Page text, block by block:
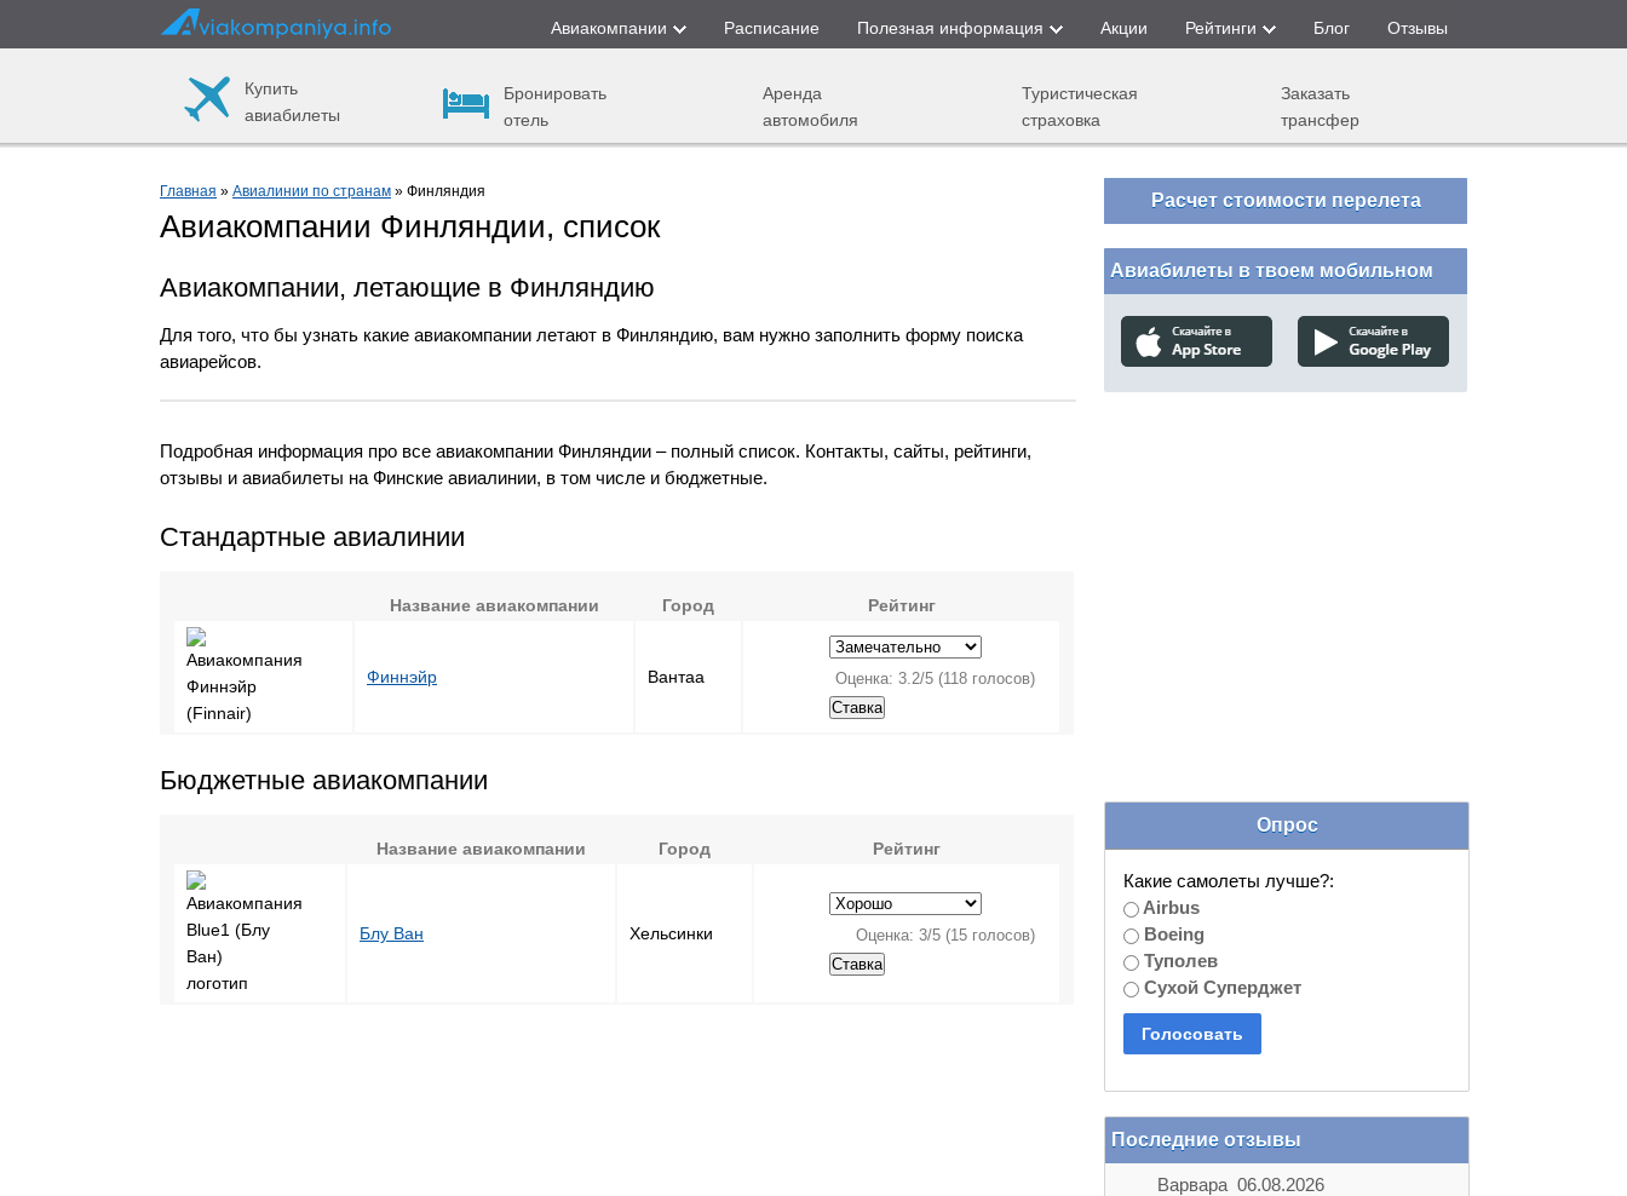
Авиакомпании Расписание Полезная информация Акции Рейтинги Блог Отзывы
Купить
авиабилеты
Бронировать
отель
Аренда
автомобиля
Туристическая
страховка
Заказать
трансфер
Главная » Авиалинии по странам » Финляндия
Авиакомпании Финляндии, список
Авиакомпании, летающие в Финляндию
Для того, что бы узнать какие авиакомпании летают в Финляндию, вам нужно заполнить форму поиска
авиарейсов.
Подробная информация про все авиакомпании Финляндии – полный список. Контакты, сайты, рейтинги,
отзывы и авиабилеты на Финские авиалинии, в том числе и бюджетные.
Стандартные авиалинии
Название авиакомпании Город Рейтинг
Финнэйр Вантаа Оценка: 3.2/5 (118 голосов)
Бюджетные авиакомпании
Название авиакомпании Город Рейтинг
Блу Ван Хельсинки Оценка: 3/5 (15 голосов)
Расчет стоимости перелета
Авиабилеты в твоем мобильном
Опрос
Какие самолеты лучше?:
Airbus
Boeing
Туполев
Сухой Суперджет
Последние отзывы
Варвара 06.08.2026